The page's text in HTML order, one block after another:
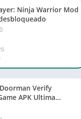
Ninja Warrior Mod
Verify
APK Ultima